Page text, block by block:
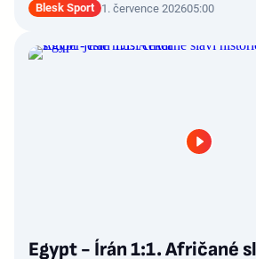
Blesk Sport 1. července 202605:00
Egypt - Írán 1:1. Afričané